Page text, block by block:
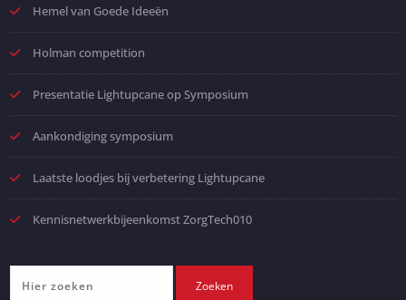
Hemel van Goede Ideeën
Holman competition
Presentatie Lightupcane op Symposium
Aankondiging symposium
Laatste loodjes bij verbetering Lightupcane
Kennisnetwerkbijeenkomst ZorgTech010